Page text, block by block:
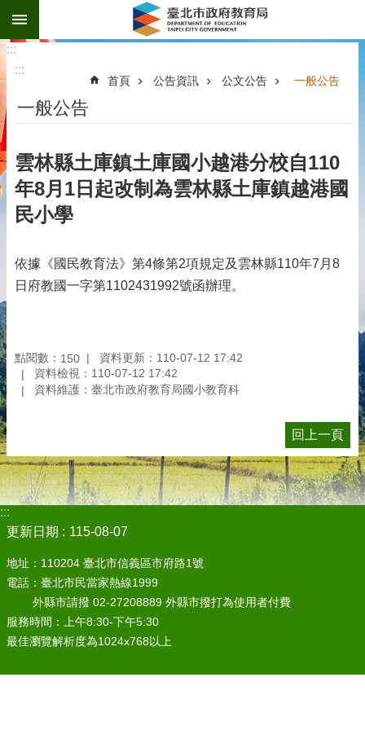
跳到主要內容區塊
:::
:::
首頁 公告資訊 公文公告 一般公告
一般公告
雲林縣土庫鎮土庫國小越港分校自110
年8月1日起改制為雲林縣土庫鎮越港國
民小學
依據《國民教育法》第4條第2項規定及雲林縣110年7月8
日府教國一字第1102431992號函辦理。
點閱數： 150
資料更新：110-07-12 17:42
資料檢視：110-07-12 17:42
資料維護：臺北市政府教育局國小教育科
回上一頁
:::
更新日期
115-08-07
地址：110204 臺北市信義區市府路1號
電話：臺北市民當家熱線1999
外縣市請撥 02-27208889 外縣市撥打為使用者付費
服務時間：上午8:30-下午5:30
最佳瀏覽解析度為1024x768以上